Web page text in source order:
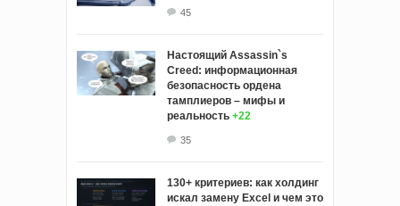
45
Настоящий Assassin`s
Creed: информационная
безопасность ордена
тамплиеров – мифы и
реальность +22
35
130+ критериев: как холдинг
искал замену Excel и чем это